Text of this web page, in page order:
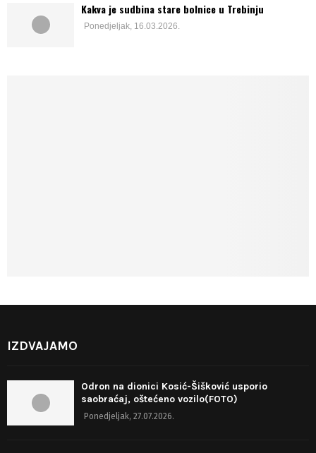
Kakva je sudbina stare bolnice u Trebinju
Ponedjeljak, 16.03.2026.
IZDVAJAMO
Odron na dionici Kosić-Šišković usporio
saobraćaj, oštećeno vozilo(FOTO)
Ponedjeljak, 27.07.2026.